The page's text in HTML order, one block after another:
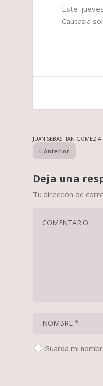
Este
Caucasia
JUAN SEBASTIÁN GÓMEZ
Anterior
Deja una
Tu dirección de
Guarda mi